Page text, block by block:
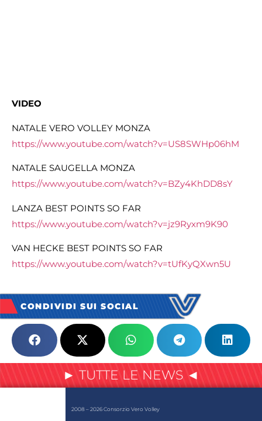
VIDEO
NATALE VERO VOLLEY MONZA
https://www.youtube.com/watch?v=US8SWHp06hM
NATALE SAUGELLA MONZA
https://www.youtube.com/watch?v=BZy4KhDD8sY
LANZA BEST POINTS SO FAR
https://www.youtube.com/watch?v=jz9Ryxm9K90
VAN HECKE BEST POINTS SO FAR
https://www.youtube.com/watch?v=tUfKyQXwn5U
CONDIVIDI SUI SOCIAL
► TUTTE LE NEWS ◄
2008 – 2026 Consorzio Vero Volley